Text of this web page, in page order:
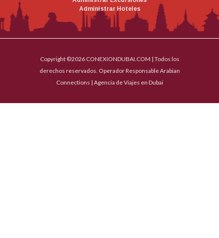
Administrar Hoteles
Copyright ©2026 CONEXIONDUBAI.COM | Todos los
derechos reservados. Operador Responsable Arabian
Connections | Agencia de Viajes en Dubai